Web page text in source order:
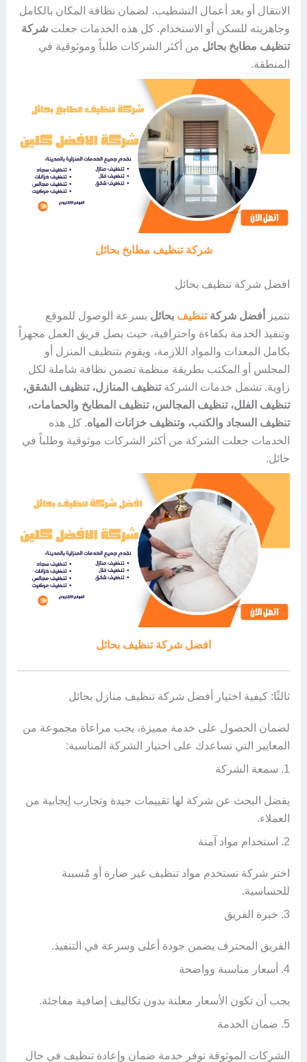
الانتقال أو بعد أعمال التشطيب، لضمان نظافة المكان بالكامل
وجاهزيته للسكن أو الاستخدام. كل هذه الخدمات جعلت شركة
تنظيف مطابخ بحائل من أكثر الشركات طلباً وموثوقية في
المنطقة.
شركة تنظيف مطابخ بحائل
افضل شركة تنظيف بحائل
تتميز أفضل شركةتنظيف بحائل بسرعة الوصول للموقع
وتنفيذ الخدمة بكفاءة واحترافية، حيث يصل فريق العمل مجهزاً
بكامل المعدات والمواد اللازمة، ويقوم بتنظيف المنزل أو
المجلس أو المكتب بطريقة منظمة تضمن نظافة شاملة لكل
زاوية. تشمل خدمات الشركةتنظيف المنازل، تنظيف الشقق،
تنظيف الفلل، تنظيف المجالس، تنظيف المطابخ والحمامات،
تنظيف السجاد والكنب، وتنظيف خزانات المياه. كل هذه
الخدمات جعلت الشركة من أكثر الشركات موثوقية وطلباً في
حائل.
افضل شركة تنظيف بحائل
ثالثًا: كيفية اختيار أفضل شركة تنظيف منازل بحائل
لضمان الحصول على خدمة مميزة، يجب مراعاة مجموعة من
المعايير التي تساعدك على اختيار الشركة المناسبة:
1. سمعة الشركة
يفضل البحث عن شركة لها تقييمات جيدة وتجارب إيجابية من
العملاء.
2. استخدام مواد آمنة
اختر شركة تستخدم مواد تنظيف غير ضارة أو مُسببة
للحساسية.
3. خبرة الفريق
الفريق المحترف يضمن جودة أعلى وسرعة في التنفيذ.
4. أسعار مناسبة وواضحة
يجب أن تكون الأسعار معلنة بدون تكاليف إضافية مفاجئة.
5. ضمان الخدمة
الشركات الموثوقة توفر خدمة ضمان وإعادة تنظيف في حال